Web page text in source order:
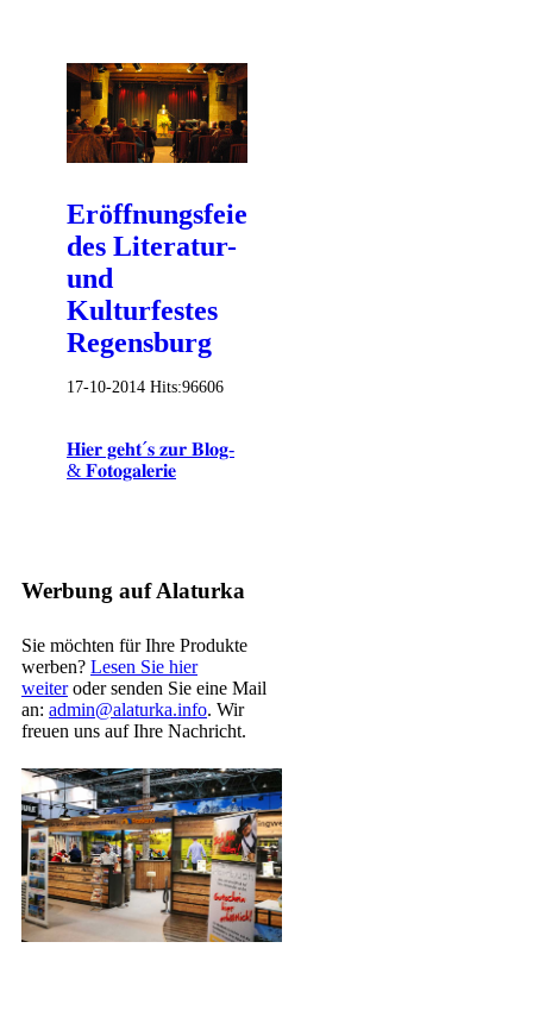
Eröffnungsfeier
des Literatur-
und
Kulturfestes
Regensburg
17-10-2014 Hits:96606
𝐇𝐢𝐞𝐫 𝐠𝐞𝐡𝐭´𝐬 𝐳𝐮𝐫 𝐁𝐥𝐨𝐠-
& 𝐅𝐨𝐭𝐨𝐠𝐚𝐥𝐞𝐫𝐢𝐞
Werbung auf Alaturka
Sie möchten für Ihre Produkte
werben? Lesen Sie hier
weiteroder senden Sie eine Mail
an: admin@alaturka.info. Wir
freuen uns auf Ihre Nachricht.